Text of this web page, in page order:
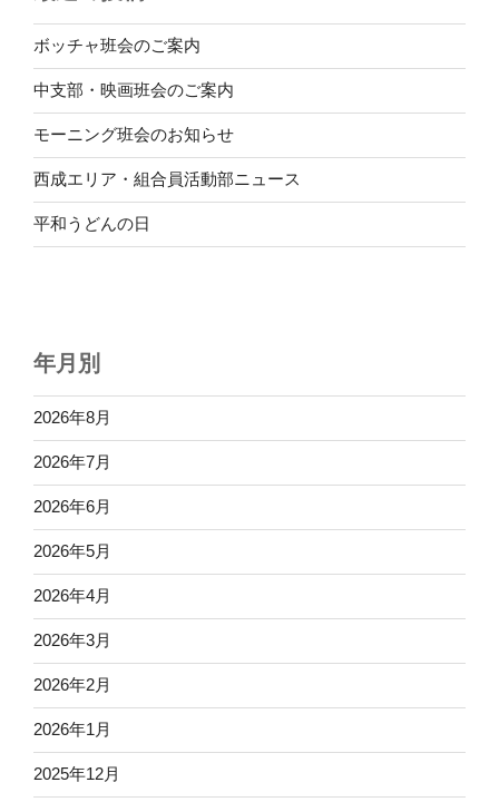
ボッチャ班会のご案内
中支部・映画班会のご案内
モーニング班会のお知らせ
西成エリア・組合員活動部ニュース
平和うどんの日
年月別
2026年8月
2026年7月
2026年6月
2026年5月
2026年4月
2026年3月
2026年2月
2026年1月
2025年12月